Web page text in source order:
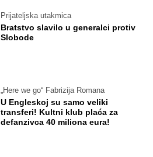
Prijateljska utakmica
Bratstvo slavilo u generalci protiv
Slobode
„Here we go“ Fabrizija Romana
U Engleskoj su samo veliki
transferi! Kultni klub plaća za
defanzivca 40 miliona eura!